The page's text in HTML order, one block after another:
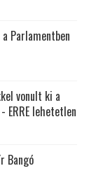
Parlamentben
vonult ki a
ERRE lehetetlen
Bangó